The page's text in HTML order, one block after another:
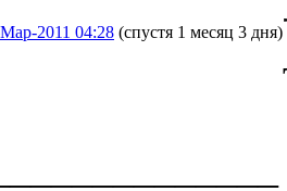
2011 04:28 (спустя 1 месяц 3 дня)